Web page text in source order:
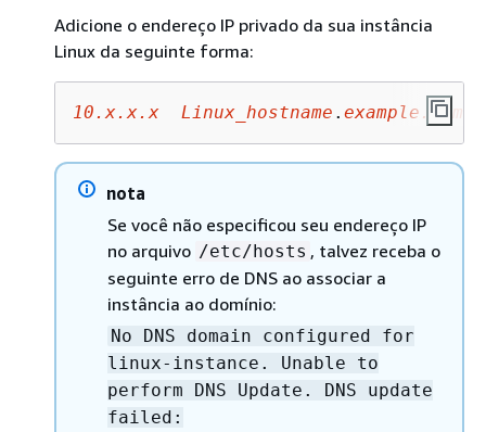
Adicione o endereço IP privado da sua instância
Linux da seguinte forma:
10.x.x.x Linux_hostname . example.com
nota
Se você não especificou seu endereço IP
no arquivo /etc/hosts , talvez receba o
seguinte erro de DNS ao associar a
instância ao domínio:
No DNS domain configured for
linux-instance. Unable to
perform DNS Update. DNS update
failed: